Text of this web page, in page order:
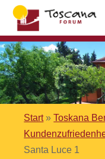
Start»Toskana
Santa Luce 1